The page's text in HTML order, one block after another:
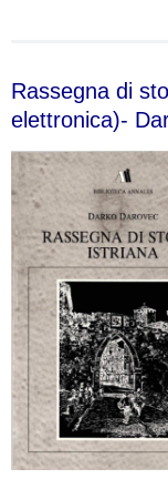
Rassegna di
elettronica)-